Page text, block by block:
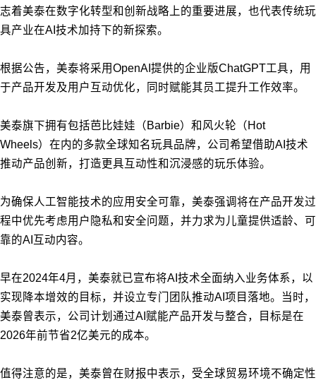
志着美泰在数字化转型和创新战略上的重要进展，也代表传统玩
具产业在AI技术加持下的新探索。
根据公告，美泰将采用OpenAI提供的企业版ChatGPT工具，用
于产品开发及用户互动优化，同时赋能其员工提升工作效率。
美泰旗下拥有包括芭比娃娃（Barbie）和风火轮（Hot
Wheels）在内的多款全球知名玩具品牌，公司希望借助AI技术
推动产品创新，打造更具互动性和沉浸感的玩乐体验。
为确保人工智能技术的应用安全可靠，美泰强调将在产品开发过
程中优先考虑用户隐私和安全问题，并力求为儿童提供适龄、可
靠的AI互动内容。
早在2024年4月，美泰就已宣布将AI技术全面纳入业务体系，以
实现降本增效的目标，并设立专门团队推动AI项目落地。当时，
美泰曾表示，公司计划通过AI赋能产品开发与整合，目标是在
2026年前节省2亿美元的成本。
值得注意的是，美泰曾在财报中表示，受全球贸易环境不确定性